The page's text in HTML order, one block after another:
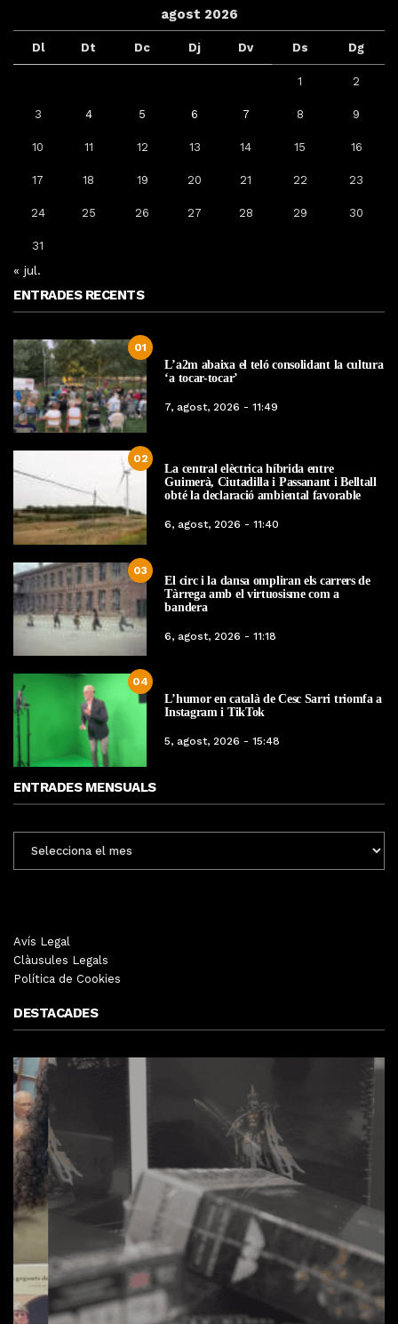
agost 2026
Dl Dt Dc Dj Dv Ds Dg
1 2
3 4 5 6 7 8 9
10 11 12 13 14 15 16
17 18 19 20 21 22 23
24 25 26 27 28 29 30
31
« jul.
ENTRADES RECENTS
01
L’a2m abaixa el teló consolidant la cultura
‘a tocar-tocar’
7, agost, 2026 - 11:49
02
La central elèctrica híbrida entre
Guimerà, Ciutadilla i Passanant i Belltall
obté la declaració ambiental favorable
6, agost, 2026 - 11:40
03
El circ i la dansa ompliran els carrers de
Tàrrega amb el virtuosisme com a
bandera
6, agost, 2026 - 11:18
04
L’humor en català de Cesc Sarri triomfa a
Instagram i TikTok
5, agost, 2026 - 15:48
ENTRADES MENSUALS
MENSUALS
Avís Legal
Clàusules Legals
Política de Cookies
DESTACADES